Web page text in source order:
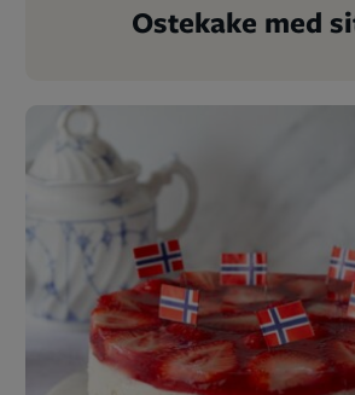
Ostekake med